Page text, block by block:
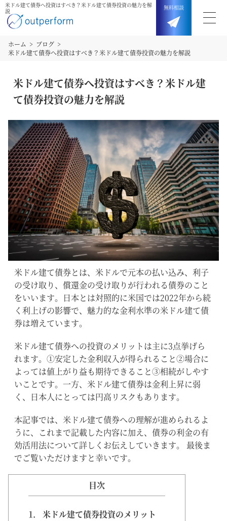
米ドル建て債券へ投資はすべき？米ドル建て債券投資の魅力を解
説
無料相談
ホーム
ブログ
米ドル建て債券へ投資はすべき？米ドル建て債券投資の魅力を解説
米ドル建て債券へ投資はすべき？米ドル建
て債券投資の魅力を解説
米ドル建て債券とは、米ドルで元本の払い込み、利子
の受け取り、償還金の受け取りが行われる債券のこと
をいいます。日本とは対照的に米国では2022年から続
く利上げの影響で、魅力的な金利水準の米ドル建て債
券は増えています。
米ドル建て債券への投資のメリットは主に3点挙げら
れます。①安定した金利収入が得られること②場合に
よっては値上がり益も期待できること③相続がしやす
いことです。一方、米ドル建て債券は金利上昇に弱
く、日本人にとっては円高リスクもあります。
本記事では、米ドル建て債券への理解が進められるよ
うに、これまで記載した内容に加え、債券の利金の有
効活用法について詳しくお伝えしていきます。 最後ま
でご覧いただけますと幸いです。
目次
1.
米ドル建て債券投資のメリット